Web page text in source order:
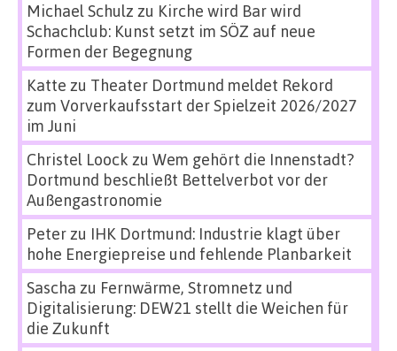
Michael Schulz zu Kirche wird Bar wird
Schachclub: Kunst setzt im SÖZ auf neue
Formen der Begegnung
Katte zu Theater Dortmund meldet Rekord
zum Vorverkaufsstart der Spielzeit 2026/2027
im Juni
Christel Loock zu Wem gehört die Innenstadt?
Dortmund beschließt Bettelverbot vor der
Außengastronomie
Peterzu IHK Dortmund: Industrie klagt über
hohe Energiepreise und fehlende Planbarkeit
Sascha zu Fernwärme, Stromnetz und
Digitalisierung: DEW21 stellt die Weichen für
die Zukunft